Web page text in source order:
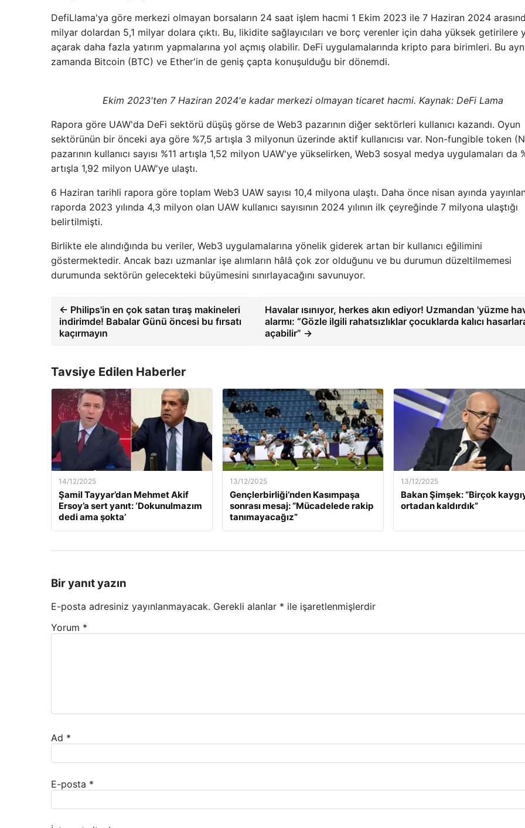
DefiLlama'ya göre merkezi olmayan borsaların 24 saat işlem hacmi 1 Ekim 2023 ile 7 Haziran 2024
milyar dolardan 5,1 milyar dolara çıktı. Bu, likidite sağlayıcıları ve borç verenler için daha yüksek getirilere
açarak daha fazla yatırım yapmalarına yol açmış olabilir. DeFi uygulamalarında kripto para birimleri. Bu
zamanda Bitcoin (BTC) ve Ether'in de geniş çapta konuşulduğu bir dönemdi.
Ekim 2023'ten 7 Haziran 2024'e kadar merkezi olmayan ticaret hacmi. Kaynak: DeFi Lama
Rapora göre UAW'da DeFi sektörü düşüş görse de Web3 pazarının diğer sektörleri kullanıcı kazandı. Oyun
sektörünün bir önceki aya göre %7,5 artışla 3 milyonun üzerinde aktif kullanıcısı var. Non-fungible token
pazarının kullanıcı sayısı %11 artışla 1,52 milyon UAW'ye yükselirken, Web3 sosyal medya uygulamaları da
artışla 1,92 milyon UAW'ye ulaştı.
6 Haziran tarihli rapora göre toplam Web3 UAW sayısı 10,4 milyona ulaştı. Daha önce nisan ayında
raporda 2023 yılında 4,3 milyon olan UAW kullanıcı sayısının 2024 yılının ilk çeyreğinde 7 milyona ulaştığı
belirtilmişti.
Birlikte ele alındığında bu veriler, Web3 uygulamalarına yönelik giderek artan bir kullanıcı eğilimini
göstermektedir. Ancak bazı uzmanlar işe alımların hâlâ çok zor olduğunu ve bu durumun düzeltilmemesi
durumunda sektörün gelecekteki büyümesini sınırlayacağını savunuyor.
← Philips'in en çok satan tıraş makineleri
indirimde! Babalar Günü öncesi bu fırsatı
kaçırmayın
Havalar ısınıyor, herkes akın ediyor! Uzmandan 'yüzme
alarmı: “Gözle ilgili rahatsızlıklar çocuklarda kalıcı
açabilir” →
Tavsiye Edilen Haberler
14/12/2025
Şamil Tayyar’dan Mehmet Akif
Ersoy’a sert yanıt: ‘Dokunulmazım
dedi ama şokta’
13/12/2025
Gençlerbirliği’nden Kasımpaşa
sonrası mesaj: “Mücadelede rakip
tanımayacağız”
13/12/2025
Bakan Şimşek: “Birçok
ortadan kaldırdık”
Bir yanıt yazın
E-posta adresiniz yayınlanmayacak. Gerekli alanlar * ile işaretlenmişlerdir
Yorum *
Ad *
E-posta *